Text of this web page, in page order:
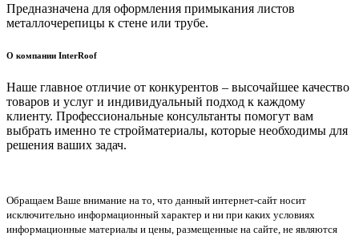
Предназначена для оформления примыкания листов
металлочерепицы к стене или трубе.
О компании InterRoof
Наше главное отличие от конкурентов – высочайшее качество
товаров и услуг и индивидуальный подход к каждому
клиенту. Профессиональные консультанты помогут вам
выбрать именно те стройматериалы, которые необходимы для
решения ваших задач.
Обращаем Ваше внимание на то, что данный интернет-сайт носит
исключительно информационный характер и ни при каких условиях
информационные материалы и цены, размещенные на сайте, не являются